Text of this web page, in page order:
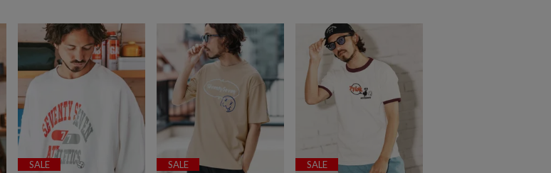
SALE SALE SALE